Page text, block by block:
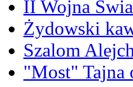
II Wojna
Żydowski
Szalom
"Most" Tajna